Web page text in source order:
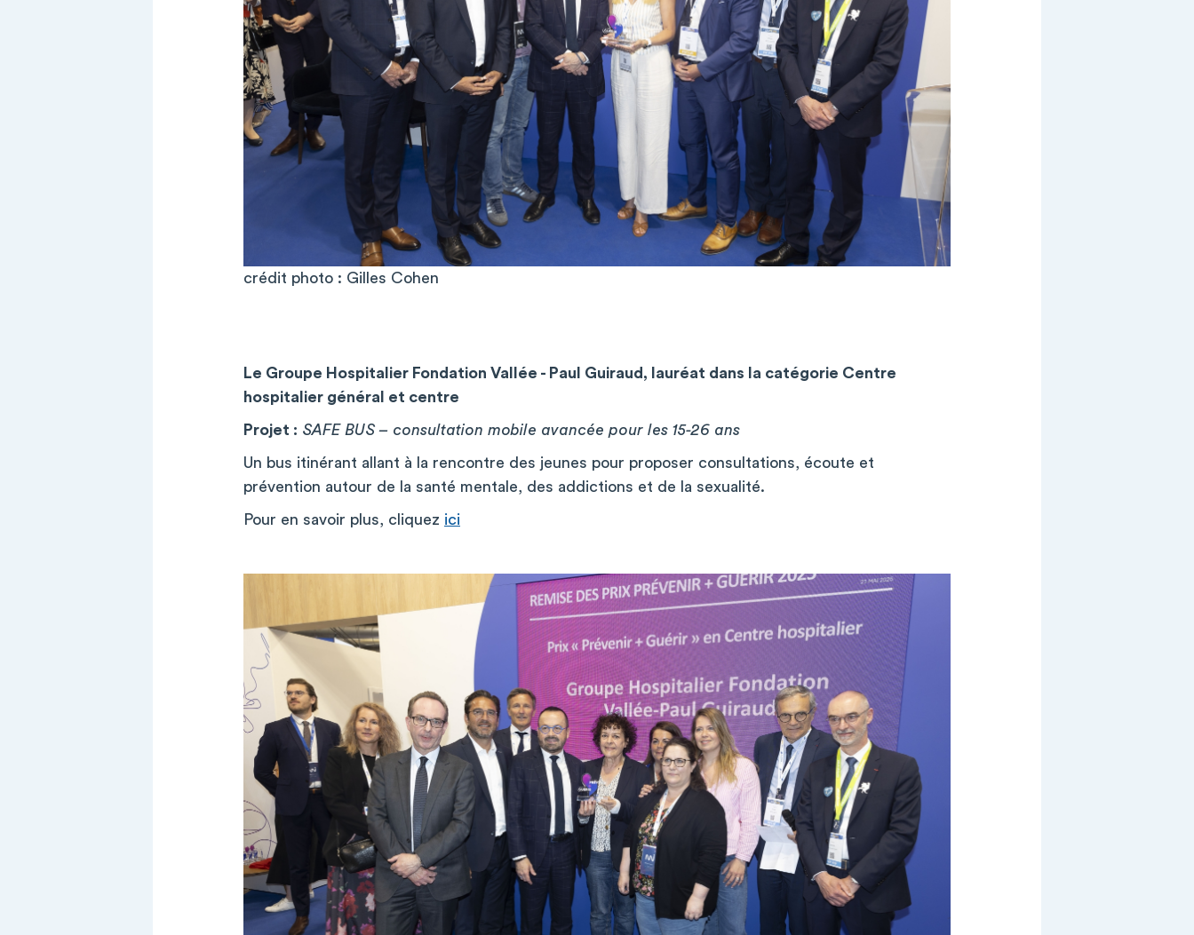
crédit photo : Gilles Cohen
Le Groupe Hospitalier Fondation Vallée - Paul Guiraud, lauréat dans la catégorie Centre
hospitalier général et centre
Projet : SAFE BUS – consultation mobile avancée pour les 15-26 ans
Un bus itinérant allant à la rencontre des jeunes pour proposer consultations, écoute et
prévention autour de la santé mentale, des addictions et de la sexualité.
Pour en savoir plus, cliquez ici